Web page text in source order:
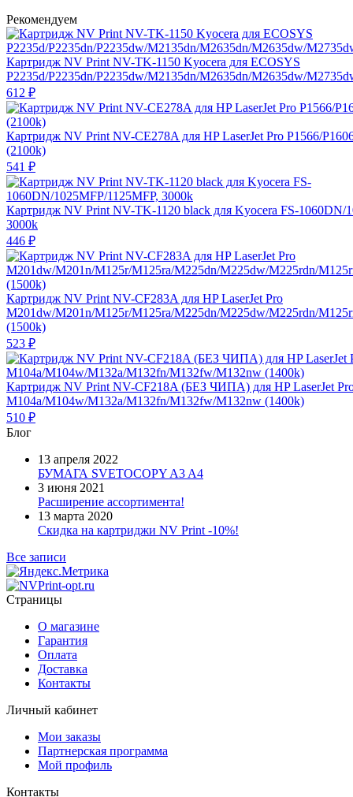
Рекомендуем
Картридж NV Print NV-TK-1150 Kyocera для ECOSYS
P2235d/P2235dn/P2235dw/M2135dn/M2635dn/M2635dw/
612 ₽
Картридж NV Print NV-CE278A для HP LaserJet Pro P1566/
(2100k)
541 ₽
Картридж NV Print NV-TK-1120 black для Kyocera FS-1060DN/
3000k
446 ₽
Картридж NV Print NV-CF283A для HP LaserJet Pro
M201dw/M201n/M125r/M125ra/M225dn/M225dw/M225rdn/
(1500k)
523 ₽
Картридж NV Print NV-CF218A (БЕЗ ЧИПА) для HP LaserJet
M104a/M104w/M132a/M132fn/M132fw/M132nw (1400k)
510 ₽
Блог
13 апреля 2022
БУМАГА SVETOCOPY A3 A4
3 июня 2021
Расширение ассортимента!
13 марта 2020
Скидка на картриджи NV Print -10%!
Все записи
Страницы
О магазине
Гарантия
Оплата
Доставка
Контакты
Личный кабинет
Мои заказы
Партнерская программа
Мой профиль
Контакты